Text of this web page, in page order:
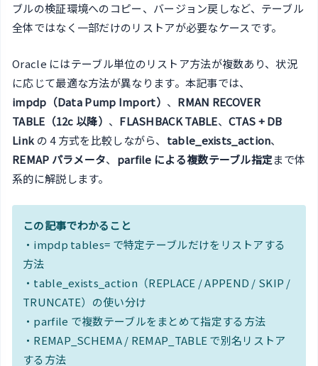
ブルの検証環境へのコピー、バージョン戻しなど、テーブル
全体ではなく一部だけのリストアが必要なケースです。
Oracle にはテーブル単位のリストア方法が複数あり、状況
に応じて最適な方法が異なります。本記事では、
impdp（Data Pump Import） 、 RMAN RECOVER
TABLE（12c 以降） 、 FLASHBACK TABLE、CTAS + DB
Linkの 4 方式を比較しながら、 table_exists_action、
REMAP パラメータ、 parfile による複数テーブル指定まで体
系的に解説します。
この記事でわかること
・impdp tables= で特定テーブルだけをリストアする
方法
・table_exists_action（REPLACE / APPEND / SKIP /
TRUNCATE）の使い分け
・parfile で複数テーブルをまとめて指定する方法
・REMAP_SCHEMA / REMAP_TABLE で別名リストア
する方法